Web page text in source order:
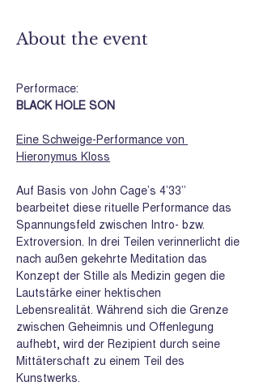
About the event
Performace:
BLACK HOLE SON
Eine Schweige-Performance von
Hieronymus Kloss
Auf Basis von John Cage’s 4’33’’
bearbeitet diese rituelle Performance das
Spannungsfeld zwischen Intro- bzw.
Extroversion. In drei Teilen verinnerlicht die
nach außen gekehrte Meditation das
Konzept der Stille als Medizin gegen die
Lautstärke einer hektischen
Lebensrealität. Während sich die Grenze
zwischen Geheimnis und Offenlegung
aufhebt, wird der Rezipient durch seine
Mittäterschaft zu einem Teil des
Kunstwerks.